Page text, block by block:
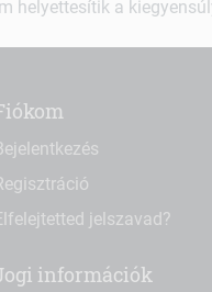
helyettesítik a
jelszavad?
információk